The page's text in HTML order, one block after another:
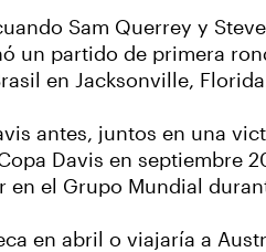
Sam Querrey y
un partido de primera
en Jacksonville,
antes, juntos en una
Davis en septiembre
en el Grupo Mundial
en abril o viajaría a